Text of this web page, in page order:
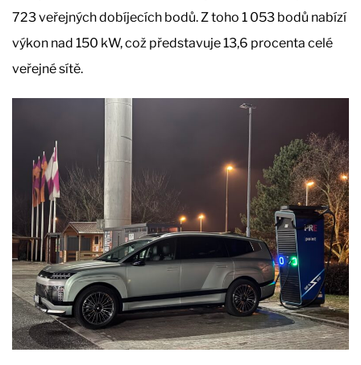
723 veřejných dobíjecích bodů. Z toho 1 053 bodů nabízí
výkon nad 150 kW, což představuje 13,6 procenta celé
veřejné sítě.